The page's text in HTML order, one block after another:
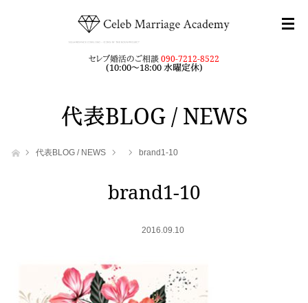
セレブ婚活のご相談090-7212-8522
(10:00～18:00 水曜定休)
代表BLOG / NEWS
ホーム代表BLOG / NEWS brand1-10
brand1-10
2016.09.10